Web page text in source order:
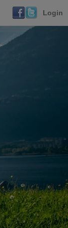
Login